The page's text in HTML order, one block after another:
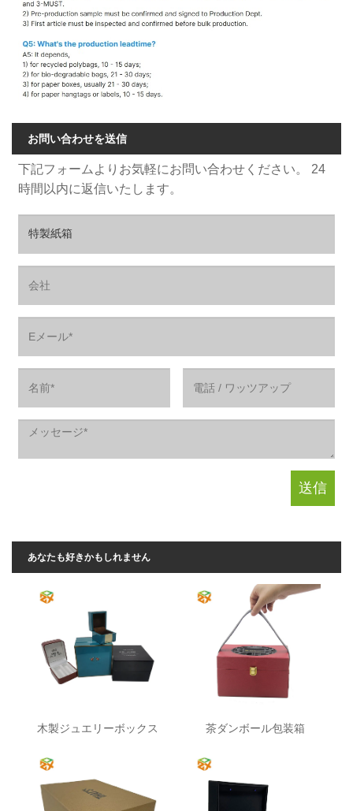
お問い合わせを送信
下記フォームよりお気軽にお問い合わせください。 24
時間以内に返信いたします。
あなたも好きかもしれません
木製ジュエリーボックス 茶ダンボール包装箱